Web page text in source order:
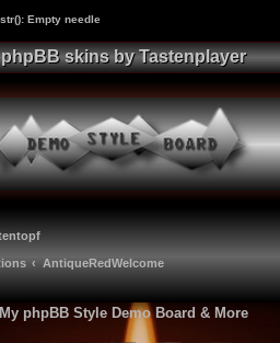
Empty needle
phpBB skins by Tastenplayer
AntiqueRedWelcome
My phpBB Style Demo Board & More